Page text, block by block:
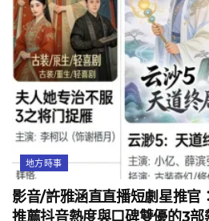
地方時事
影音/許雅涵直直播短劇星推
推薦抖音熱度與口碑雙優的3部